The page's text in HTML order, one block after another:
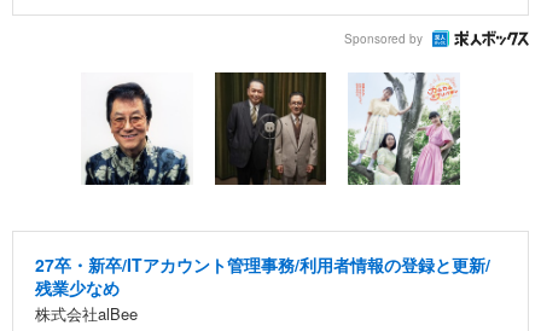
Sponsored by
27卒・新卒/ITアカウント管理事務/利用者情報の登録と更新/
残業少なめ
株式会社alBee